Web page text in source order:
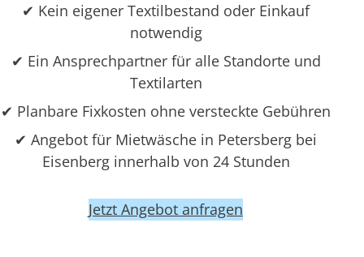
✔ Kein eigener Textilbestand oder Einkauf
notwendig
✔ Ein Ansprechpartner für alle Standorte und
Textilarten
✔ Planbare Fixkosten ohne versteckte Gebühren
✔ Angebot für Mietwäsche in Petersberg bei
Eisenberg innerhalb von 24 Stunden
Jetzt Angebot anfragen